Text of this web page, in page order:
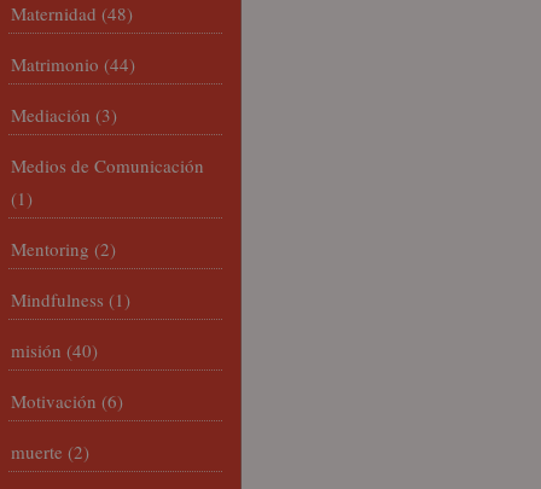
Maternidad (48)
Matrimonio (44)
Mediación (3)
Medios de Comunicación
(1)
Mentoring (2)
Mindfulness (1)
misión (40)
Motivación (6)
muerte (2)